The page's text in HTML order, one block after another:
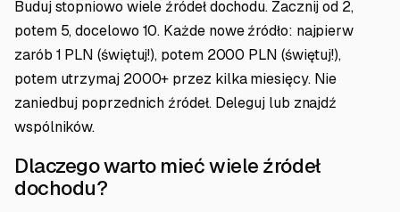
Buduj stopniowo wiele źródeł dochodu. Zacznij od 2,
potem 5, docelowo 10. Każde nowe źródło: najpierw
zarób 1 PLN (świętuj!), potem 2000 PLN (świętuj!),
potem utrzymaj 2000+ przez kilka miesięcy. Nie
zaniedbuj poprzednich źródeł. Deleguj lub znajdź
wspólników.
Dlaczego warto mieć wiele źródeł
dochodu?